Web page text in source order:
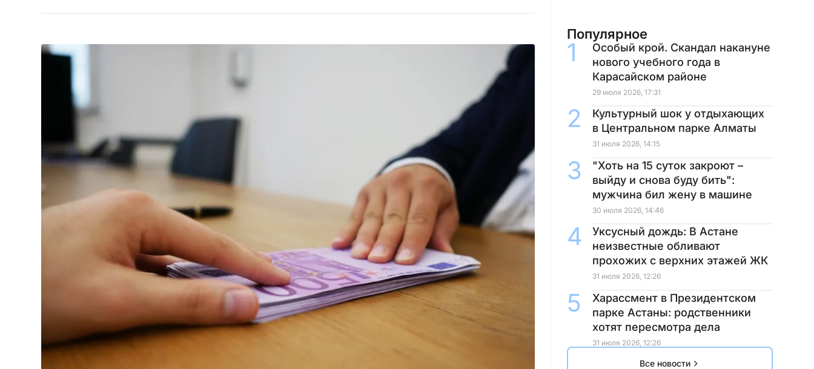
Популярное
Особый крой. Скандал накануне
нового учебного года в
Карасайском районе
29 июля 2026, 17:31
Культурный шок у отдыхающих
в Центральном парке Алматы
31 июля 2026, 14:15
"Хоть на 15 суток закроют –
выйду и снова буду бить":
мужчина бил жену в машине
30 июля 2026, 14:46
Уксусный дождь: В Астане
неизвестные обливают
прохожих с верхних этажей ЖК
31 июля 2026, 12:26
Харассмент в Президентском
парке Астаны: родственники
хотят пересмотра дела
31 июля 2026, 12:26
Все новости